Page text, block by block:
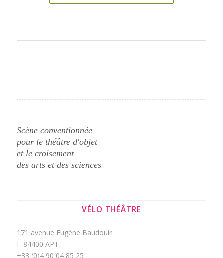
Scène conventionnée
pour le théâtre d'objet
et le croisement
des arts et des sciences
VÉLO THÉÂTRE
171 avenue Eugène Baudouin
F-84400 APT
+33 (0)4 90 04 85 25